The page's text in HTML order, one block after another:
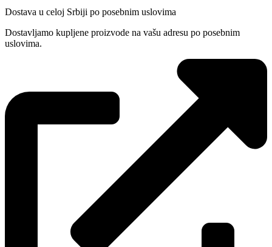
Dostava u celoj Srbiji po posebnim uslovima
Dostavljamo kupljene proizvode na vašu adresu po posebnim
uslovima.